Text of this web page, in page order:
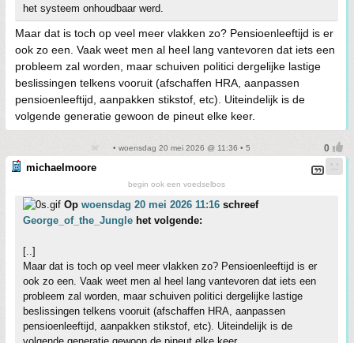
het systeem onhoudbaar werd.
Maar dat is toch op veel meer vlakken zo? Pensioenleeftijd is er
ook zo een. Vaak weet men al heel lang vantevoren dat iets een
probleem zal worden, maar schuiven politici dergelijke lastige
beslissingen telkens vooruit (afschaffen HRA, aanpassen
pensioenleeftijd, aanpakken stikstof, etc). Uiteindelijk is de
volgende generatie gewoon de pineut elke keer.
• woensdag 20 mei 2026 @ 11:36 • 5
michaelmoore
begin ook een voedselbos
Op woensdag 20 mei 2026 11:16 schreef
George_of_the_Jungle het volgende:
[..]
Maar dat is toch op veel meer vlakken zo? Pensioenleeftijd is er
ook zo een. Vaak weet men al heel lang vantevoren dat iets een
probleem zal worden, maar schuiven politici dergelijke lastige
beslissingen telkens vooruit (afschaffen HRA, aanpassen
pensioenleeftijd, aanpakken stikstof, etc). Uiteindelijk is de